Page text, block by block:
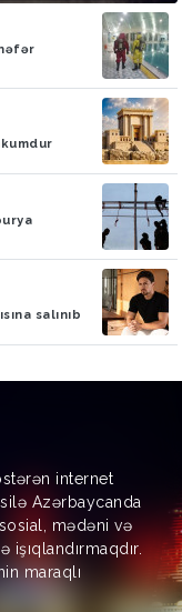
salınıb
internet
Azərbaycanda
mədəni və
maraqlı